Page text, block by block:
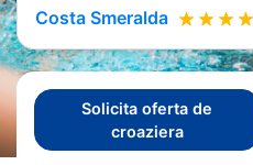
Costa Smeralda
Solicita oferta de
croaziera